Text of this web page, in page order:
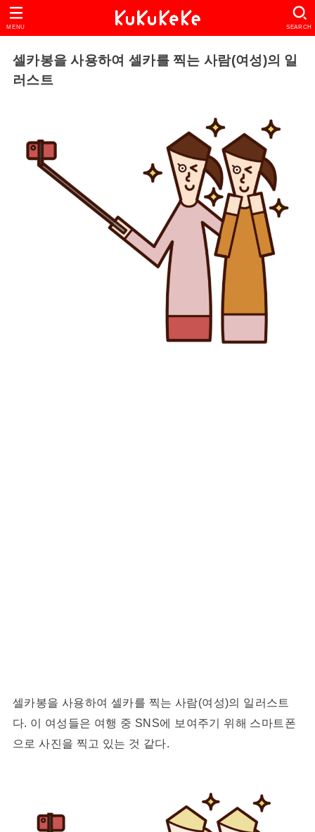
SEARCH
MENU
셀카봉을 사용하여 셀카를 찍는 사람(여성)의 일
러스트
셀카봉을 사용하여 셀카를 찍는 사람(여성)의 일러스트
다. 이 여성들은 여행 중 SNS에 보여주기 위해 스마트폰
으로 사진을 찍고 있는 것 같다.